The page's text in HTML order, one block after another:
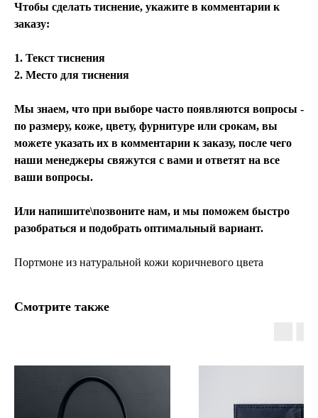
Чтобы сделать тиснение, укажите в комментарии к
заказу:
1. Текст тиснения
2. Место для тиснения
Мы знаем, что при выборе часто появляются вопросы -
по размеру, коже, цвету, фурнитуре или срокам, вы
можете указать их в комментарии к заказу, после чего
наши менеджеры свяжутся с вами и ответят на все
ваши вопросы.
Или напишите\позвоните нам, и мы поможем быстро
разобраться и подобрать оптимальный вариант.
Портмоне из натуральной кожи коричневого цвета
Смотрите также